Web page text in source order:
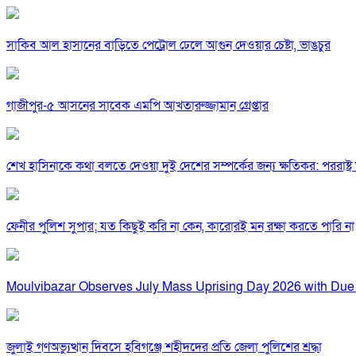
সাকিব আল হাসানের বাড়িতে পেট্রোল ঢেলে আগুন দেওয়ার চেষ্টা, ভাঙচুর
গাজীপুর-৫ আসনের সাবেক এমপি আখতারুজ্জামান গ্রেপ্তার
শেখ হাসিনাকে কথা বলতে দেওয়া দুই দেশের সম্পর্কের জন্য ক্ষতিকর: পররাষ্ট্র
ফেনীর পুলিশ সুপার; যত কিছুই করি না কেন, কারোরই মন রক্ষা করতে পারি না
Moulvibazar Observes July Mass Uprising Day 2026 with
জুলাই গণঅভ্যুত্থান দিবসে হবিগঞ্জে শহীদদের প্রতি জেলা পুলিশের শ্রদ্ধা